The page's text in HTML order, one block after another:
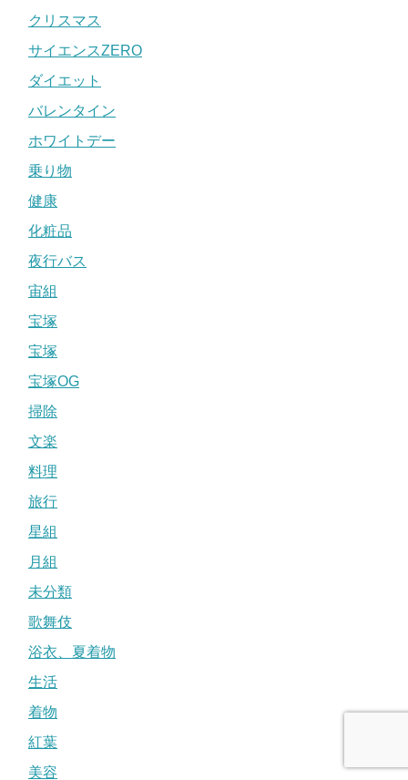
クリスマス
サイエンスZERO
ダイエット
バレンタイン
ホワイトデー
乗り物
健康
化粧品
夜行バス
宙組
宝塚
宝塚
宝塚OG
掃除
文楽
料理
旅行
星組
月組
未分類
歌舞伎
浴衣、夏着物
生活
着物
紅葉
美容